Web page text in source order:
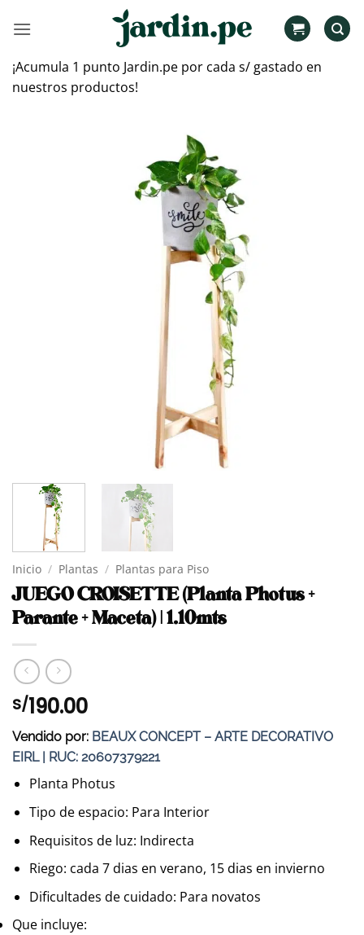
¡Acumula 1 punto Jardin.pe por cada s/ gastado en
nuestros productos!
Inicio / Plantas / Plantas para Piso
JUEGO CROISETTE (Planta Photus +
Parante + Maceta) | 1.10mts
S/190.00
Vendido por: BEAUX CONCEPT – ARTE DECORATIVO
EIRL | RUC: 20607379221
Planta Photus
Tipo de espacio: Para Interior
Requisitos de luz: Indirecta
Riego: cada 7 dias en verano, 15 dias en invierno
Dificultades de cuidado: Para novatos
Que incluye: